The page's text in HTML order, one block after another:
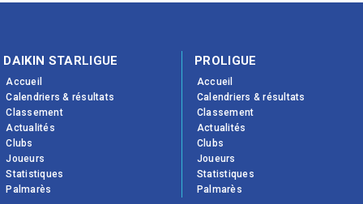
DAIKIN STARLIGUE
Accueil
Calendriers & résultats
Classement
Actualités
Clubs
Joueurs
Statistiques
Palmarès
PROLIGUE
Accueil
Calendriers & résultats
Classement
Actualités
Clubs
Joueurs
Statistiques
Palmarès